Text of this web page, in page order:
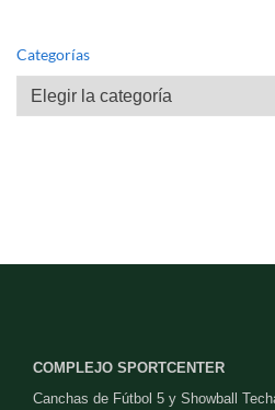
Categorías
Categorías
COMPLEJO SPORTCENTER
Canchas de Fútbol 5 y Showball